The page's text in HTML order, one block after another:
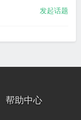
发起话题
帮助中心